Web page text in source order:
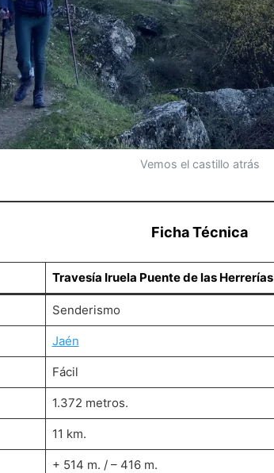
Vemos el castillo atrás
Ficha Técnica
Travesía Iruela Puente de las Herrerías
Senderismo
Jaén
Fácil
1.372 metros.
11 km.
+ 514 m. / – 416 m.